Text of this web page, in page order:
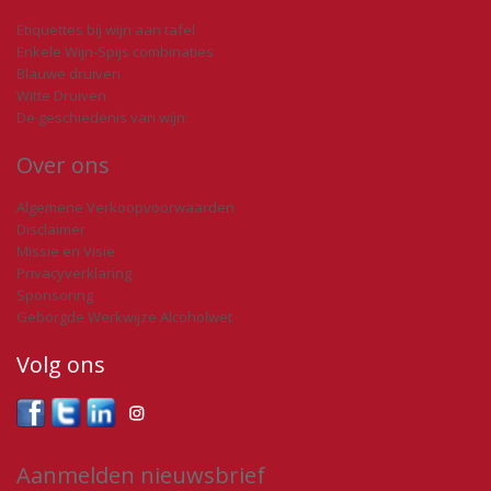
Etiquettes bij wijn aan tafel
Enkele Wijn-Spijs combinaties
Blauwe druiven
Witte Druiven
De geschiedenis van wijn:
Over ons
Algemene Verkoopvoorwaarden
Disclaimer
Missie en Visie
Privacyverklaring
Sponsoring
Geborgde Werkwijze Alcoholwet
Volg ons
Aanmelden nieuwsbrief